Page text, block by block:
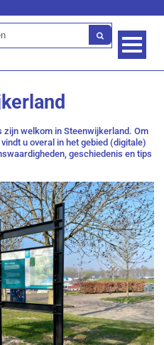
welkom in Steenwijkerland. Om
u overal in het gebied (digitale)
geschiedenis en tips